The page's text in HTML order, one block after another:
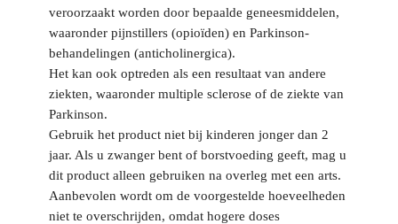
veroorzaakt worden door bepaalde geneesmiddelen,
waaronder pijnstillers (opioïden) en Parkinson-
behandelingen (anticholinergica).
Het kan ook optreden als een resultaat van andere
ziekten, waaronder multiple sclerose of de ziekte van
Parkinson.
Gebruik het product niet bij kinderen jonger dan 2
jaar. Als u zwanger bent of borstvoeding geeft, mag u
dit product alleen gebruiken na overleg met een arts.
Aanbevolen wordt om de voorgestelde hoeveelheden
niet te overschrijden, omdat hogere doses